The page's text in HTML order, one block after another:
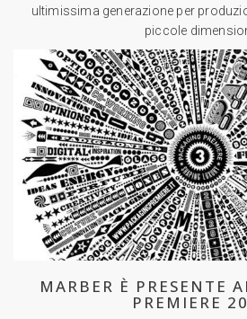
ultimissima generazione per
piccole
MARBER È PRESENTE
PREMIERE